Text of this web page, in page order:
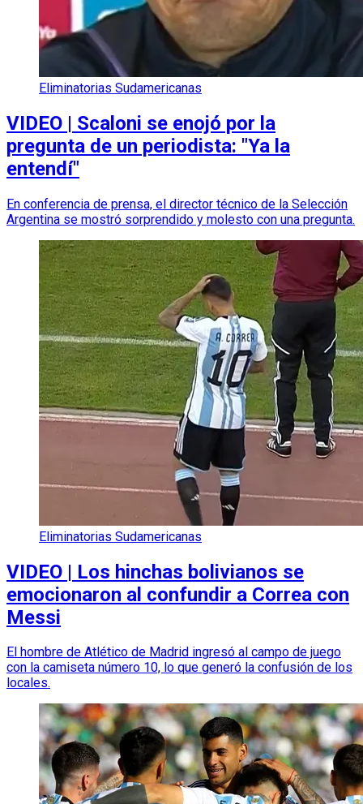
Eliminatorias Sudamericanas
VIDEO | Scaloni se enojó por la
pregunta de un periodista: "Ya la
entendí"
En conferencia de prensa, el director técnico de la Selección
Argentina se mostró sorprendido y molesto con una pregunta.
Eliminatorias Sudamericanas
VIDEO | Los hinchas bolivianos se
emocionaron al confundir a Correa con
Messi
El hombre de Atlético de Madrid ingresó al campo de juego
con la camiseta número 10, lo que generó la confusión de los
locales.